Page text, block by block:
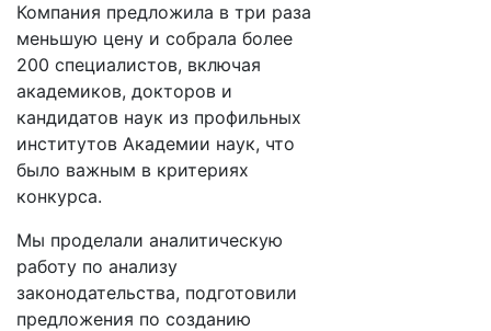
Компания предложила в три раза
меньшую цену и собрала более
200 специалистов, включая
академиков, докторов и
кандидатов наук из профильных
институтов Академии наук, что
было важным в критериях
конкурса.
Мы проделали аналитическую
работу по анализу
законодательства, подготовили
предложения по созданию